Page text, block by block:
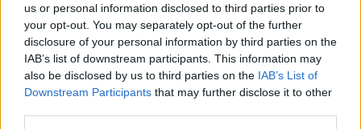
us or personal information disclosed to third parties prior to
your opt-out. You may separately opt-out of the further
disclosure of your personal information by third parties on the
IAB’s list of downstream participants. This information may
also be disclosed by us to third parties on the IAB’s List of
Downstream Participants that may further disclose it to other
pubblicazione di sintesi delle decisioni e dei criteri
di priorità. In questo modo la
responsabilità
condivisa e le scelte suaccessibilitàeparità di
genererisultano motivate, stabili e replicabili tra
società affiliate e impianti diversi.